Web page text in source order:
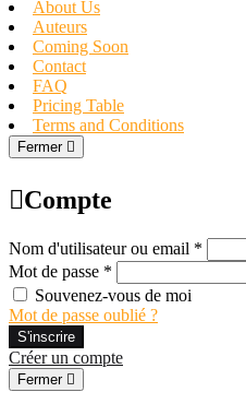
About Us
Auteurs
Coming Soon
Contact
FAQ
Pricing Table
Terms and Conditions
Fermer
Compte
Nom d'utilisateur ou email *
Mot de passe *
Souvenez-vous de moi
Mot de passe oublié ?
S'inscrire
Créer un compte
Fermer